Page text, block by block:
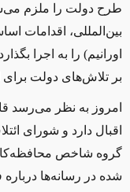
طرح دولت را ملزم
بین‌المللی، اقدامات
اورانیم) را به اجرا
بر تلاش‌های دولت
امروز به نظر می‌رسد
اقبال دارد و شورای
گروه شاخص محافظه‌کار
شده در رسانه‌ها